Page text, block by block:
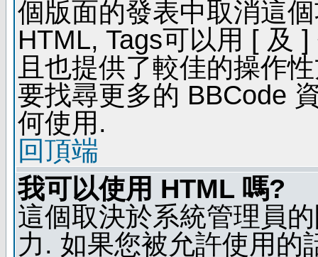
個版面的發表中取消這
HTML, Tags可以用 [ 及
且也提供了較佳的操作
要找尋更多的 BBCode
何使用.
回頂端
我可以使用 HTML 嗎?
這個取決於系統管理員
力. 如果您被允許使用的